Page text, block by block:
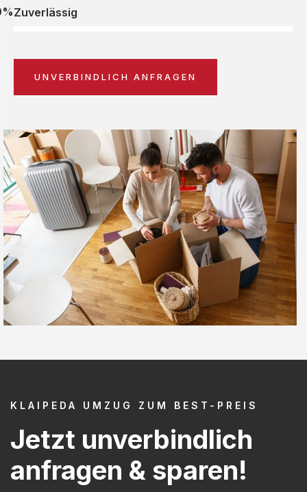
Zuverlässig
UNVERBINDLICH ANFRAGEN
KLAIPEDA UMZUG ZUM BEST-PREIS
Jetzt unverbindlich
anfragen & sparen!